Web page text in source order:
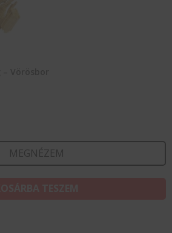
MEGNÉZEM